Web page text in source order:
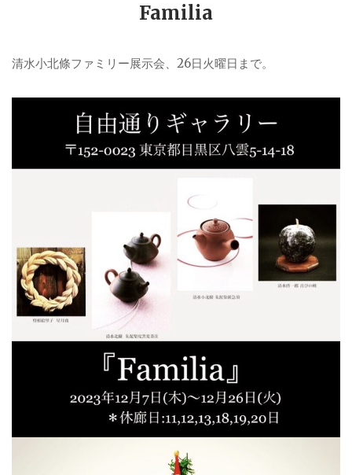
Familia
清水小北條ファミリー展示会、26日火曜日まで。